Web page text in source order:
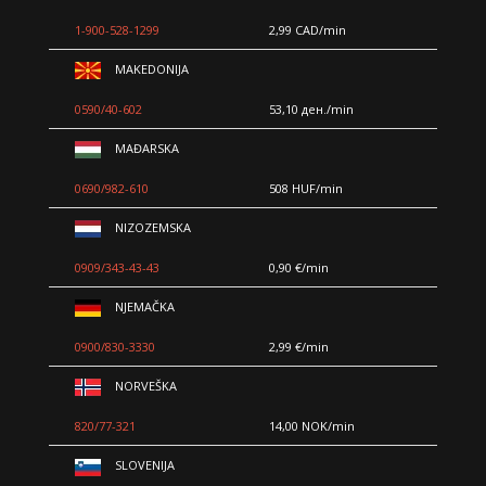
1-900-528-1299 2,99 CAD/min
MAKEDONIJA
0590/40-602 53,10 ден./min
MAĐARSKA
0690/982-610 508 HUF/min
NIZOZEMSKA
0909/343-43-43 0,90 €/min
NJEMAČKA
0900/830-3330 2,99 €/min
NORVEŠKA
820/77-321 14,00 NOK/min
SLOVENIJA